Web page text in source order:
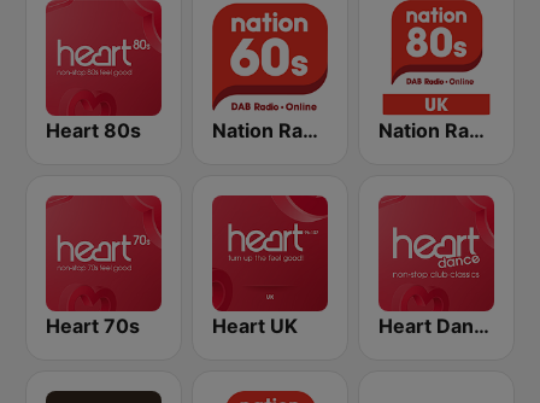
Heart 80s Nation Radio 60s Nation Radio 80s
Heart 70s Heart UK Heart Dance